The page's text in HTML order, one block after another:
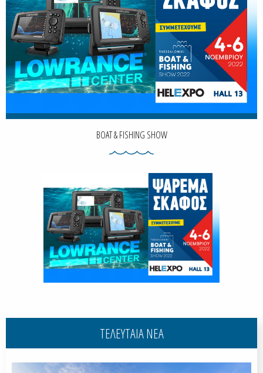
BOAT & FISHING SHOW
ΤΕΛΕΥΤΑΙΑ ΝΕΑ